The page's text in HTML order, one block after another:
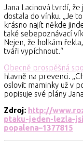
Jana Lacinová tvrdí,
dostala do vínku. „Je
krásno najít někde
také sebepoznávací
Nejen, že holkám
tváři vypíchnout.“
Obecně prospěšná
hlavně na prevenci.
oslovit maminky už v
popisuje své plány
Zdroj: http://
ptaku-jeden-lezla-
popalena–1377815